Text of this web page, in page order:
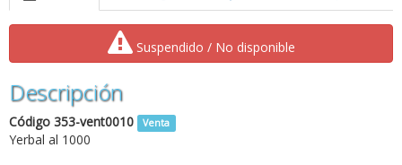
Suspendido / No disponible
Descripción
Código 353-vent0010 Venta
Yerbal al 1000